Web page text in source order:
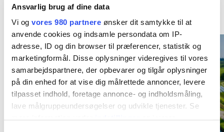
Ansvarlig brug af dine data
Vi og vores 980 partnere ønsker dit samtykke til at
anvende cookies og indsamle persondata om IP-
adresse, ID og din browser til præferencer, statistik og
marketingformål. Disse oplysninger videregives til vores
samarbejdspartnere, der opbevarer og tilgår oplysninger
på din enhed for at vise dig målrettede annoncer, levere
tilpasset indhold, foretage annonce- og indholdsmåling,
lave målgruppeundersøgelser og udvikle tjenester. Se
Kommende aktiviteter